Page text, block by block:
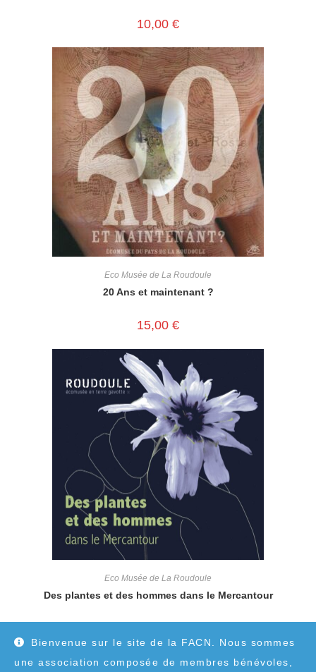
Bienvenue sur le site de la FACN. Nous sommes
une association composée de membres bénévoles,
10,00 €
Eco Musée de La Roudoule
20 Ans et maintenant ?
15,00 €
Eco Musée de La Roudoule
Des plantes et des hommes dans le Mercantour